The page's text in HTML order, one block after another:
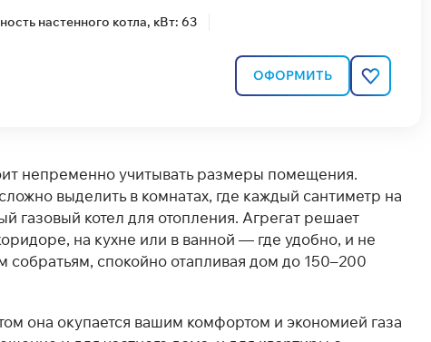
настенного котла, кВт: 63
ОФОРМИТЬ
непременно учитывать размеры помещения.
выделить в комнатах, где каждый сантиметр на
газовый котел для отопления. Агрегат решает
на кухне или в ванной — где удобно, и не
спокойно отапливая дом до 150–200
она окупается вашим комфортом и экономией газа